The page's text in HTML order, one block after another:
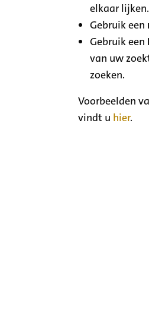
elkaar lijken.
Gebruik een
Gebruik een
van uw
zoeken.
Voorbeelden
vindt u hier.